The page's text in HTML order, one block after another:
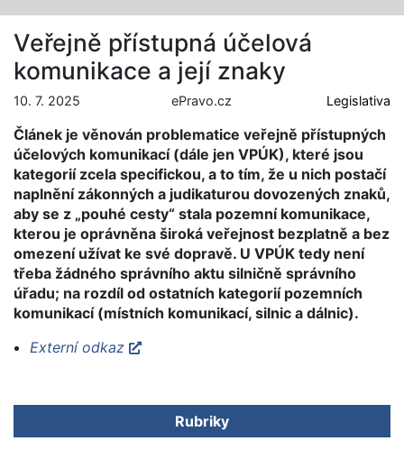
Veřejně přístupná účelová
komunikace a její znaky
10. 7. 2025 ePravo.cz Legislativa
Článek je věnován problematice veřejně přístupných
účelových komunikací (dále jen VPÚK), které jsou
kategorií zcela specifickou, a to tím, že u nich postačí
naplnění zákonných a judikaturou dovozených znaků,
aby se z „pouhé cesty“ stala pozemní komunikace,
kterou je oprávněna široká veřejnost bezplatně a bez
omezení užívat ke své dopravě. U VPÚK tedy není
třeba žádného správního aktu silničně správního
úřadu; na rozdíl od ostatních kategorií pozemních
komunikací (místních komunikací, silnic a dálnic).
Externí odkaz
Rubriky